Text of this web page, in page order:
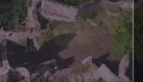
zum Essen auf der
liebevoll und die
trifft ebenso. Das Essen
gab es einen richtig
Neujahr hatten die